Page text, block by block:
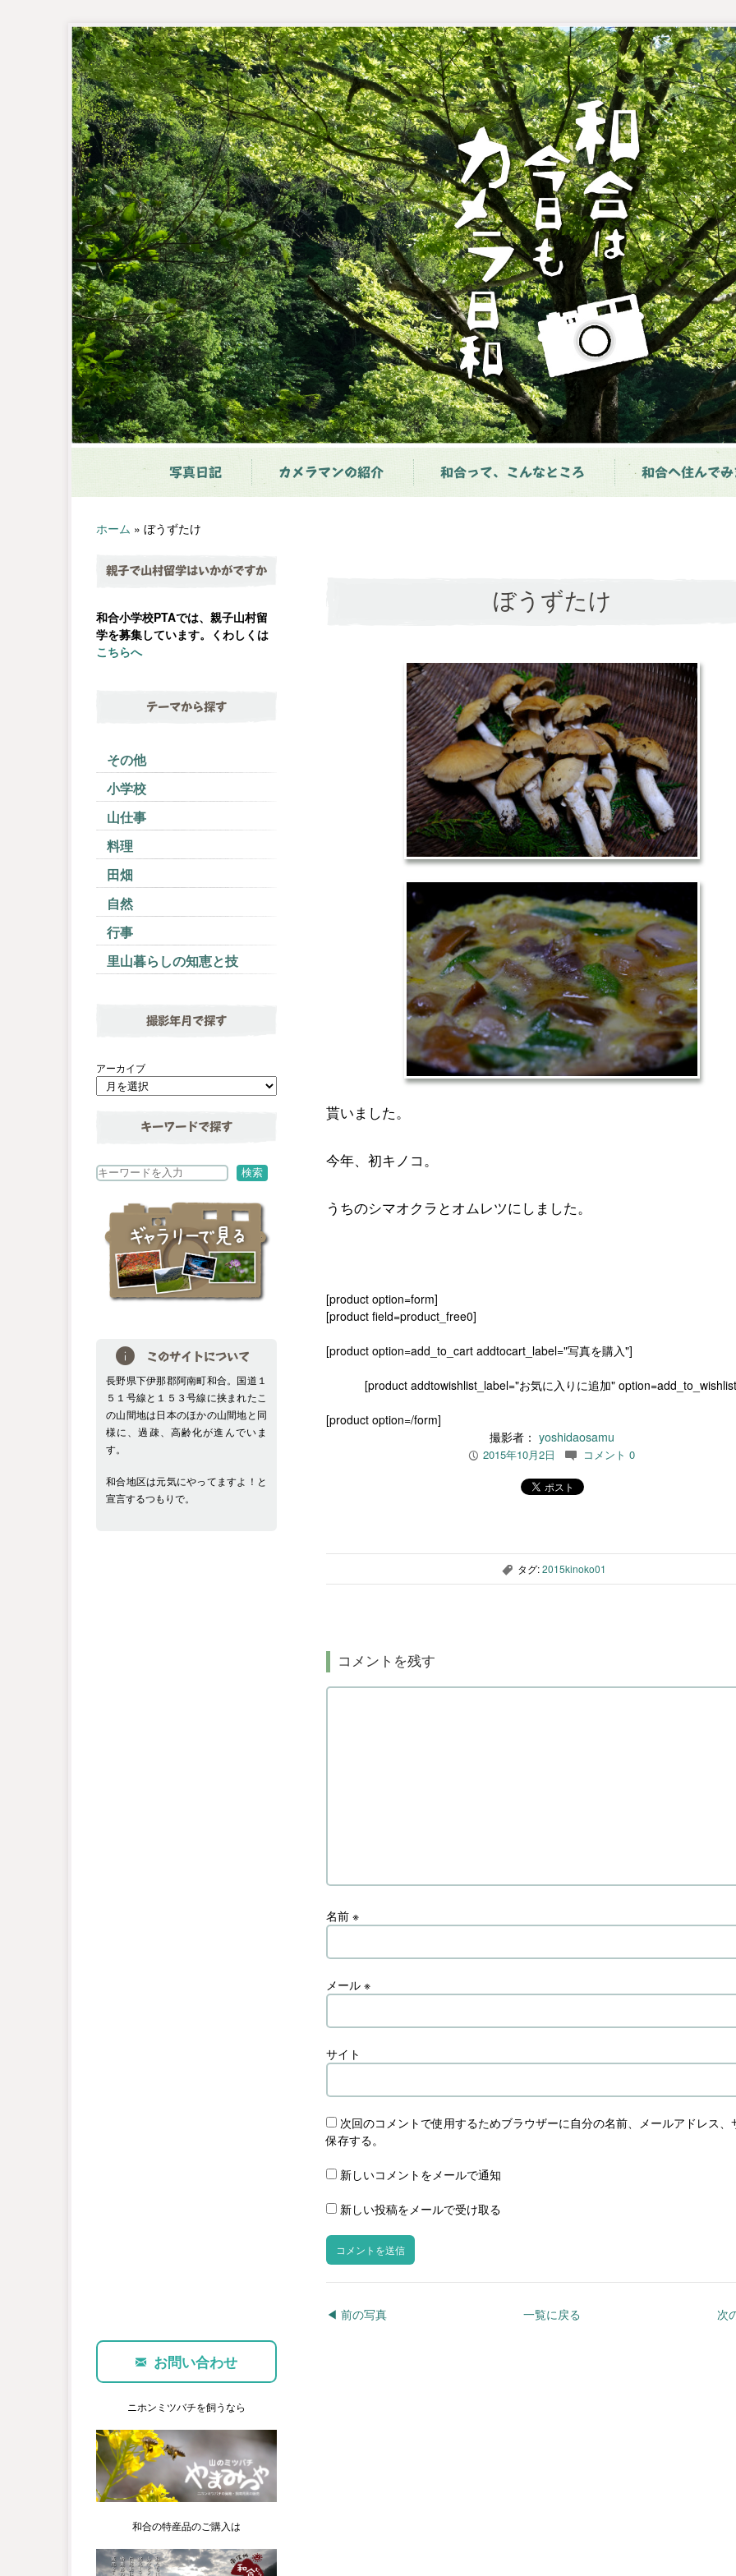
写真日記 カメラマンの紹介 和合って、こんなところ 和合へ住んで
ホーム » ぼうずたけ
ぼうずたけ
貰いました。
今年、初キノコ。
うちのシマオクラとオムレツにしました。
[product option=form]
[product field=product_free0]
[product option=add_to_cart addtocart_label="写真を購入"]
[product addtowishlist_label="お気に入りに追加"
[product option=/form]
撮影者： yoshidaosamu
P 2015年10月2日 c コメント 0
, タグ:2015kinoko01
コメントを残す
名前 ※
メール ※
サイト
次回のコメントで使用するためブラウザーに自分の名前、メールアドレス、
保存する。
新しいコメントをメールで通知
新しい投稿をメールで受け取る
◀︎ 前の写真 次
一覧に戻る
親子で山村留学はいかがですか
和合小学校PTAでは、親子山村留
学を募集しています。くわしくは
こちらへ
テーマから探す
その他
小学校
山仕事
料理
田畑
自然
行事
里山暮らしの知恵と技
撮影年月で探す
アーカイブ
キーワードで探す
検
検索
このサイトについて
長野県下伊那郡阿南町和合。国道１
５１号線と１５３号線に挟まれたこ
の山間地は日本のほかの山間地と同
様に、過疎、高齢化が進んでいま
す。
和合地区は元気にやってますよ！と
宣言するつもりで。
お問い合わせ
ニホンミツバチを飼うなら
和合の特産品のご購入は